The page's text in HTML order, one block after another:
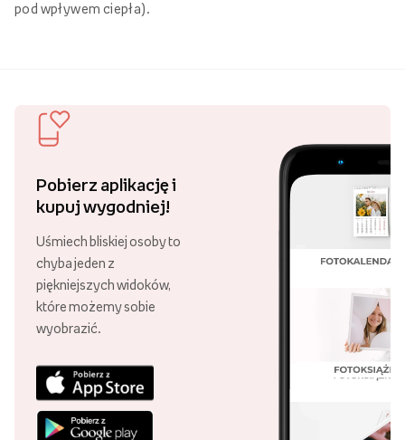
pod wpływem ciepła).
Pobierz aplikację i
kupuj wygodniej!
Uśmiech bliskiej osoby to
chyba jeden z
piękniejszych widoków,
które możemy sobie
wyobrazić.